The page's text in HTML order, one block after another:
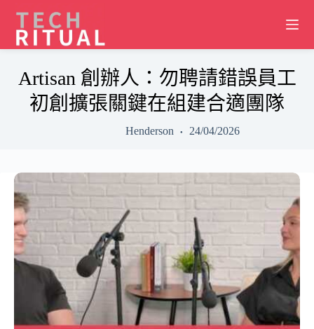
content
Artisan 創辦人：勿聘請錯誤員工
初創擴張關鍵在組建合適團隊
Henderson 24/04/2026